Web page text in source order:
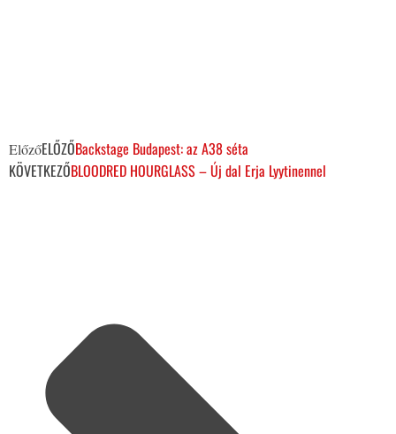
ElőzőELŐZŐBackstage Budapest: az A38 séta
KÖVETKEZŐBLOODRED HOURGLASS – Új dal Erja Lyytinennel